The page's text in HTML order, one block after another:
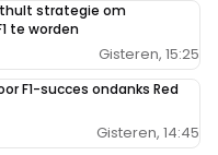
strategie om
te worden
Gisteren, 15:25
F1-succes ondanks Red
Gisteren, 14:45